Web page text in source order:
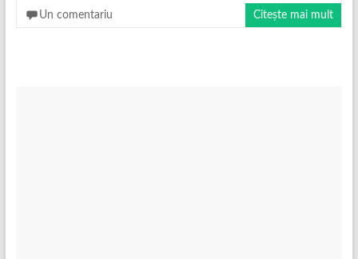
Un comentariu Citește mai mult